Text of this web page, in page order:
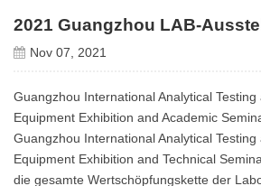
2021 Guangzhou LAB-
Nov 07, 2021
Guangzhou International Analytical
Equipment Exhibition and Academic
Guangzhou International Analytical
Equipment Exhibition and Technical
die gesamte Wertschöpfungskette der